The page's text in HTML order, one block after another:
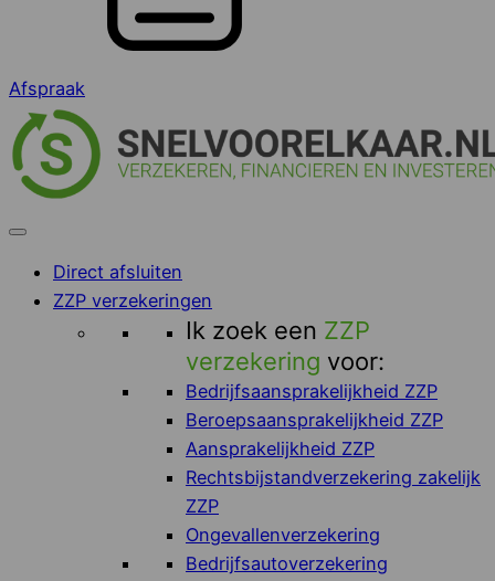
Afspraak
Direct afsluiten
ZZP verzekeringen
Ik zoek een ZZP
verzekering voor:
Bedrijfsaansprakelijkheid ZZP
Beroepsaansprakelijkheid ZZP
Aansprakelijkheid ZZP
Rechtsbijstandverzekering zakelijk
ZZP
Ongevallenverzekering
Bedrijfsautoverzekering